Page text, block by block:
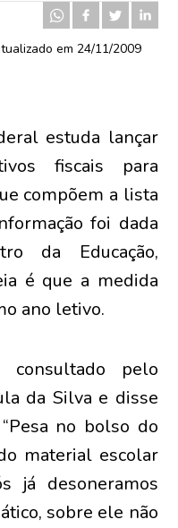
em 24/11/2009
estuda lançar
fiscais para
compõem a lista
foi dada
da Educação,
é que a medida
ano letivo.
pelo
da Silva e disse
no bolso do
material escolar
já desoneramos
sobre ele não